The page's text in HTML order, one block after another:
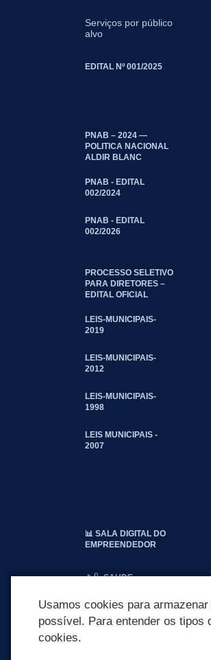
Serviços por público
alvo
EDITAL Nº 001/2025
PNAB – 2024 —
POLITICA NACIONAL
ALDIR BLANC
PNAB - EDITAL
002/2024
PNAB - EDITAL
002/2026
PROCESSO SELETIVO
PARA DIRETORES –
EDITAL OFICIAL
LEIS-MUNICIPAIS-
2019
LEIS-MUNICIPAIS-
2012
LEIS-MUNICIPAIS-
1998
LEIS MUNICIPAIS -
2007
📊 SALA DIGITAL DO
EMPREENDEDOR
📱🩺 SAUDE
Usamos cookies para
possível. Para entender os tipos
cookies.